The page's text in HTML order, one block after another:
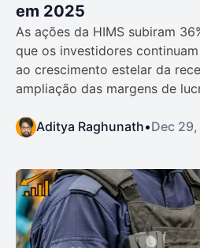
em 2025
As ações da HIMS subiram
que os investidores
ao crescimento estelar da
ampliação das margens de
Aditya Raghunath•Dec